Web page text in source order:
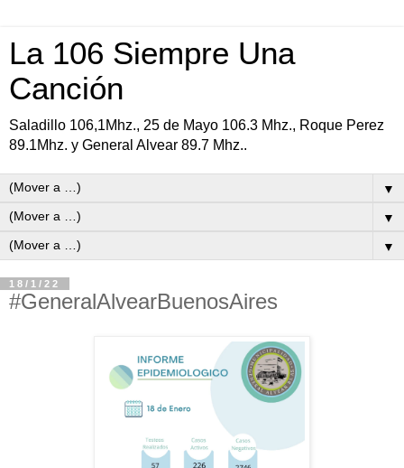
La 106 Siempre Una
Canción
Saladillo 106,1Mhz., 25 de Mayo 106.3 Mhz., Roque Perez
89.1Mhz. y General Alvear 89.7 Mhz..
▼
▼
▼
18/1/22
#GeneralAlvearBuenosAires